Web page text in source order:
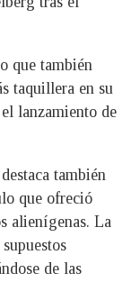
que también
taquillera en su
lanzamiento de
también
que ofreció
alienígenas. La
de las